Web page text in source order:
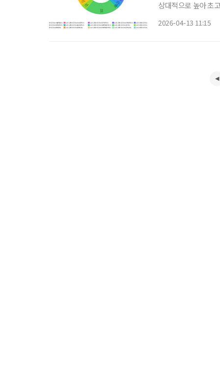
상대적으로 높아 초고령사회로 진입하면서 지역별 고령화 격차에 대한 관심도 커지고 있다.
2026-04-13 11:15